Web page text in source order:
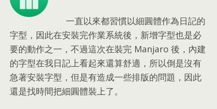
一直以來都習慣以細圓體作為日記的
字型 ， 因此在安裝完作業系統後 ， 新增字型也是必
要的動作之一 ， 不過這次在裝完 Manjaro 後 ， 內建
的字型在我日記上看起來還算舒適 ， 所以倒是沒有
急著安裝字型 ， 但是有造成一些排版的問題 ， 因此
還是找時間把細圓體裝上了。